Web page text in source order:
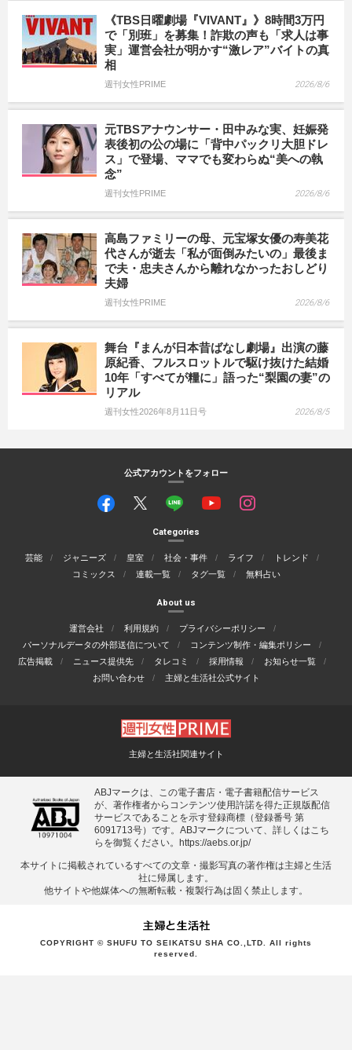
《TBS日曜劇場『VIVANT』》8時間3万円
で「別班」を募集！詐欺の声も「求人は事
実」運営会社が明かす“激レア”バイトの真
相
週刊女性PRIME 2026/8/6
元TBSアナウンサー・田中みな実、妊娠発
表後初の公の場に「背中パックリ大胆ドレ
ス」で登場、ママでも変わらぬ“美への執
念”
週刊女性PRIME 2026/8/6
高島ファミリーの母、元宝塚女優の寿美花
代さんが逝去「私が面倒みたいの」最後ま
で夫・忠夫さんから離れなかったおしどり
夫婦
週刊女性PRIME 2026/8/6
舞台『まんが日本昔ばなし劇場』出演の藤
原紀香、フルスロットルで駆け抜けた結婚
10年「すべてが糧に」語った“梨園の妻”の
リアル
週刊女性2026年8月11日号 2026/8/5
公式アカウントをフォロー
Categories
芸能 ジャニーズ 皇室 社会・事件 ライフ
トレンド
コミックス
連載一覧 タグ一覧 無料占い
About us
運営会社 利用規約
プライバシーポリシー
パーソナルデータの外部送信について
コンテンツ制作・編集ポリシー
広告掲載
ニュース提供先 タレコミ 採用情報
お知らせ一覧
お問い合わせ
主婦と生活社公式サイト
主婦と生活社関連サイト
ABJマークは、この電子書店・電子書籍配信サービス
が、著作権者からコンテンツ使用許諾を得た正規版配信
サービスであることを示す登録商標（登録番号 第
6091713号）です。ABJマークについて、詳しくはこち
らを御覧ください。
https://aebs.or.jp/
本サイトに掲載されているすべての⽂章・撮影写真の著作権は主婦と⽣活
社に帰属します。
他サイトや他媒体への無断転載・複製⾏為は固く禁⽌します。
COPYRIGHT © SHUFU TO SEIKATSU SHA CO.,LTD. All rights
reserved.